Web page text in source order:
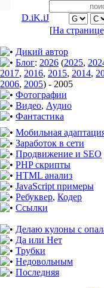
D.iK.iJ
[На странице
Дикий автор
Блог: 2026 (2025,
2017, 2016, 2015, 2014,
2006, 2005) - 2005
Фотографии
Видео, Аудио
Фантастика
Мобильная
Заработок в сети
Продвижение и SEO
PHP скрипты
HTML анализ
JavaScript примеры
Ребуквер, Кодер
Ссылки
Делаю кулоны с
Да или Нет
Трубки
Недовольным
Последняя